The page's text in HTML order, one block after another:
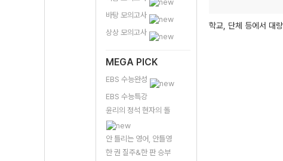
바탕 모의고사
상상 모의고사
MEGA PICK
EBS 수능완성
EBS 수능특강
윤리의 정석 현자의 돌
안 틀리는 영어, 안틀영
한 권 질주&한 판 승부
학교, 단체 등에서 대